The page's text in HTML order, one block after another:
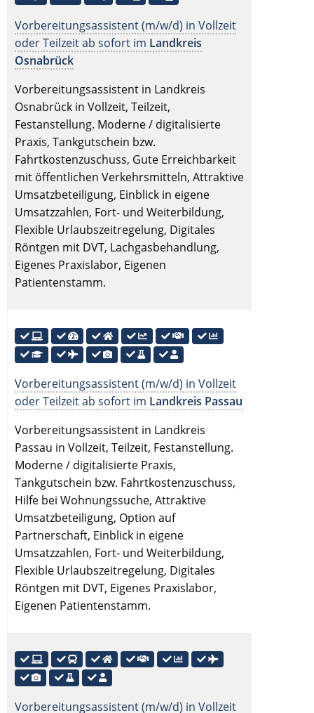
Vorbereitungsassistent (m/w/d) in Vollzeit
oder Teilzeit ab sofort im Landkreis
Osnabrück
Vorbereitungsassistent in Landkreis
Osnabrück in Vollzeit, Teilzeit,
Festanstellung. Moderne / digitalisierte
Praxis, Tankgutschein bzw.
Fahrtkostenzuschuss, Gute Erreichbarkeit
mit öffentlichen Verkehrsmitteln, Attraktive
Umsatzbeteiligung, Einblick in eigene
Umsatzzahlen, Fort- und Weiterbildung,
Flexible Urlaubszeitregelung, Digitales
Röntgen mit DVT, Lachgasbehandlung,
Eigenes Praxislabor, Eigenen
Patientenstamm.
Vorbereitungsassistent (m/w/d) in Vollzeit
oder Teilzeit ab sofort im Landkreis Passau
Vorbereitungsassistent in Landkreis
Passau in Vollzeit, Teilzeit, Festanstellung.
Moderne / digitalisierte Praxis,
Tankgutschein bzw. Fahrtkostenzuschuss,
Hilfe bei Wohnungssuche, Attraktive
Umsatzbeteiligung, Option auf
Partnerschaft, Einblick in eigene
Umsatzzahlen, Fort- und Weiterbildung,
Flexible Urlaubszeitregelung, Digitales
Röntgen mit DVT, Eigenes Praxislabor,
Eigenen Patientenstamm.
Vorbereitungsassistent (m/w/d) in Vollzeit